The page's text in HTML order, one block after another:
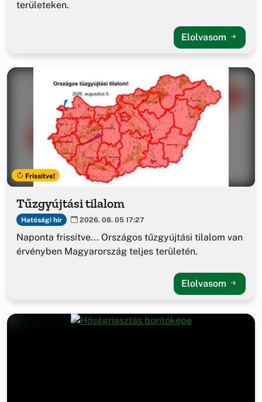
területeken.
Elolvasom
Frissítve!
Tűzgyújtási tilalom
Hatósági hír 2026. 08. 05 17:27
Naponta frissítve... Országos tűzgyújtási tilalom van
érvényben Magyarország teljes területén.
Elolvasom